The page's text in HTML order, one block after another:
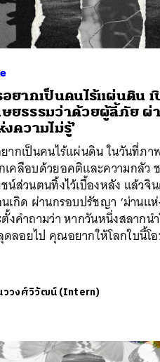
อยากเป็นคนไร้แผ่นดิน
ยธรรมว่าด้วยผู้ลี้ภัย ผ่
ความไม่รู้’
ากเป็นคนไร้แผ่นดิน ในวันที่ภ
คลือบด้วยอคติและความกลัว
น์ส่วนตนทิ้งไว้เบื้องหลัง แล้วจิ
เกิด ผ่านกรอบปรัชญา ‘ม่านแ
ตั้งคำถามว่า หากวันหนึ่งสลากน
ลอยไป คุณอยากให้โลกใบนี้โ
ววงศ์วิวัฒน์ (Intern)